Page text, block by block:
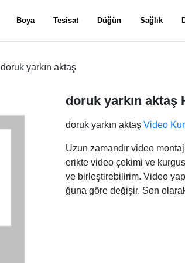
Boya Tesisat Düğün Sağlık
doruk yarkın aktaş
doruk yarkın aktaş
doruk yarkın aktaş Video
Uzun zamandır video
erikte video çekimi ve
ve birleştirebilirim. Video
ğuna göre değişir. Son